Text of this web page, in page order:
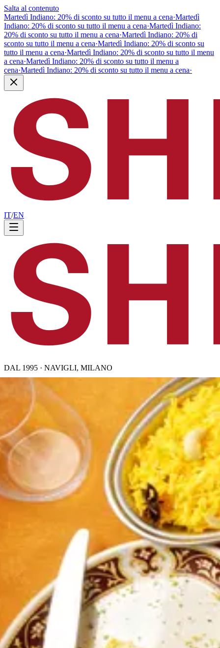
Salta al contenuto
Martedì Indiano: 20% di sconto su tutto il menu a cena·Martedì
Indiano: 20% di sconto su tutto il menu a cena·Martedì Indiano:
20% di sconto su tutto il menu a cena·Martedì Indiano: 20% di
sconto su tutto il menu a cena·Martedì Indiano: 20% di sconto su
tutto il menu a cena·Martedì Indiano: 20% di sconto su tutto il menu
a cena·Martedì Indiano: 20% di sconto su tutto il menu a
cena·Martedì Indiano: 20% di sconto su tutto il menu a cena·
IT/EN
DAL 1995 · NAVIGLI, MILANO
Tradizione Indiana
Dove Siamo
Ordina d'AsportoPrenota